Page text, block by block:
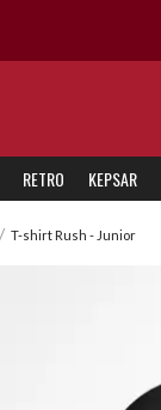
RETRO KEPSAR
T-shirt Rush - Junior